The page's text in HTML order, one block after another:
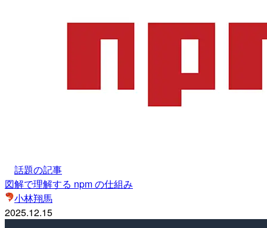
話題の記事
図解で理解する npm の仕組み
小林翔馬
2025.12.15